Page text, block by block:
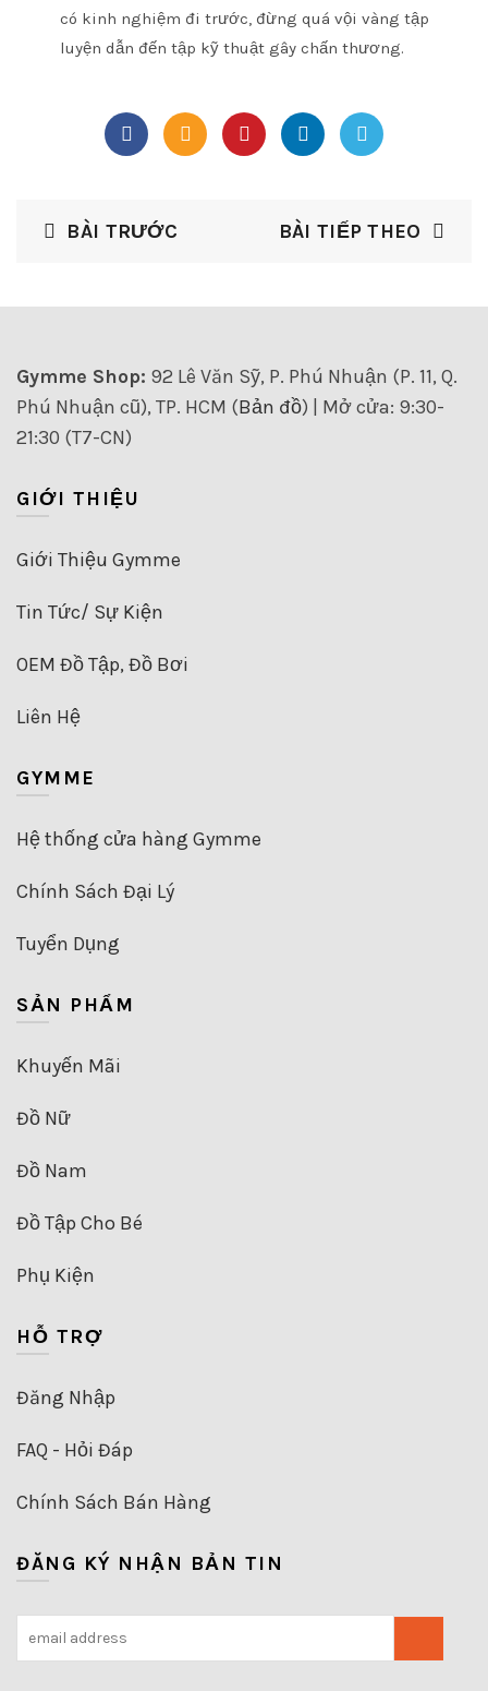
có kinh nghiệm đi trước, đừng quá vội vàng tập
luyện dẫn đến tập kỹ thuật gây chấn thương.
BÀI TRƯỚC BÀI TIẾP THEO
Gymme Shop: 92 Lê Văn Sỹ, P. Phú Nhuận (P. 11, Q.
Phú Nhuận cũ), TP. HCM (Bản đồ) | Mở cửa: 9:30-
21:30 (T7-CN)
GIỚI THIỆU
Giới Thiệu Gymme
Tin Tức/ Sự Kiện
OEM Đồ Tập, Đồ Bơi
Liên Hệ
GYMME
Hệ thống cửa hàng Gymme
Chính Sách Đại Lý
Tuyển Dụng
SẢN PHẨM
Khuyến Mãi
Đồ Nữ
Đồ Nam
Đồ Tập Cho Bé
Phụ Kiện
HỖ TRỢ
Đăng Nhập
FAQ - Hỏi Đáp
Chính Sách Bán Hàng
ĐĂNG KÝ NHẬN BẢN TIN